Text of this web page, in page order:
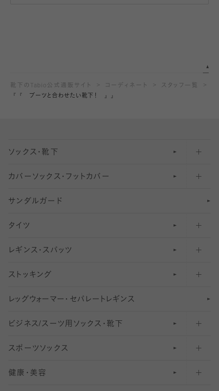
靴下のTabio公式通販サイト コーディネート
スタッフ一覧
『『 ブーツと合わせたい靴下！ 』』
ソックス・靴下
五本指ソックス・靴下
足袋ソックス・靴下
無地・プレーンソックス・靴下
柄ソックス・靴下
スニーカー（くるぶし）用ソックス
アンクル・ショートソックス（くるぶし上）
クルーソックス（ふくらはぎ下）
ハイソックス
オーバーニー・ニーハイソックス
カバーソックス・フットカバー
フットカバー・カバーソックス（深め）
フットカバー・カバーソックス（ふつう）
フットカバー・カバーソックス（浅め）
サンダルガード
タイツ
30デニール以下のタイツ（薄手タイツ）
31〜40デニールタイツ
41〜60デニールタイツ
61〜80デニールタイツ
81 〜110デニールタイツ
111〜210デニールタイツ
レギンス・スパッツ
柄レギンス
無地レギンス
レギンスパンツ（レギパン）
マタニティレギンス
5 分丈
ストッキング
伝線しにくいストッキング
ショートストッキング
結婚式用ストッキング
美脚ストッキング
レッ グ ウォー マー ・ セパレー ト レ ギンス
ビジネス/スーツ用 ソックス・靴下
匠シリーズ
フレッシャーズ向けソックス・靴下
スポーツソックス
ランニングソックス・靴下
健康・美容